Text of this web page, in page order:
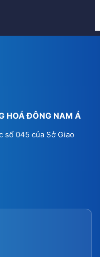
HOÁ ĐÔNG NAM Á
số 045 của Sở Giao